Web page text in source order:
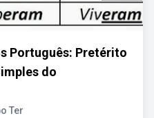
Português: Pretérito
do
Ter